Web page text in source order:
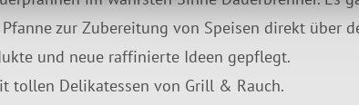
zur Zubereitung von Speisen direkt über
und neue raffinierte Ideen gepflegt.
tollen Delikatessen von Grill & Rauch.